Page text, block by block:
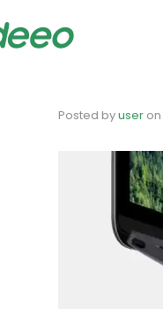
Posted byuser on